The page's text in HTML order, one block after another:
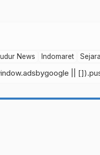
News Indomaret
||